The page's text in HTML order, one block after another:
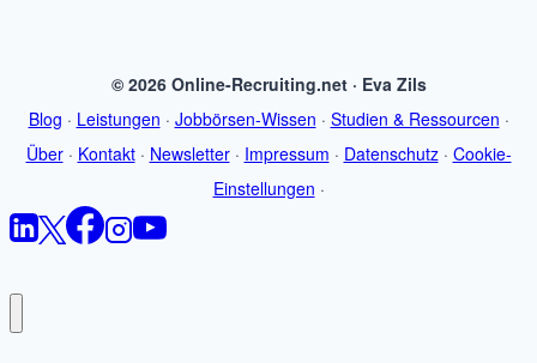
© 2026 Online-Recruiting.net · Eva Zils
Blog · Leistungen · Jobbörsen-Wissen · Studien & Ressourcen ·
Über· Kontakt· Newsletter· Impressum · Datenschutz· Cookie-
Einstellungen ·